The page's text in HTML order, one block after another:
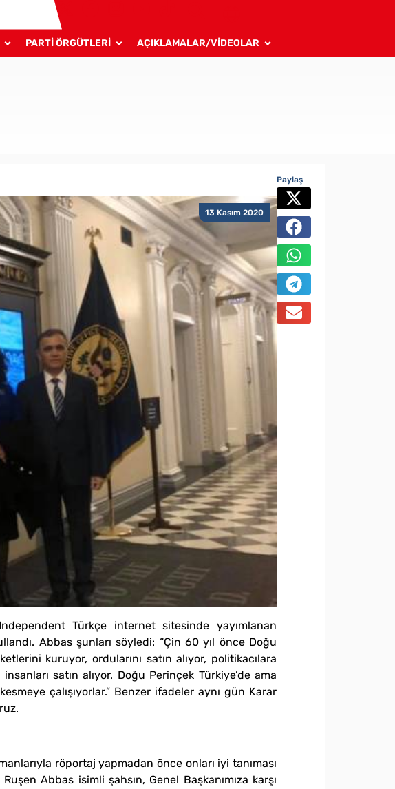
PARTİ ÖRGÜTLERİ AÇIKLAMALAR/VİDEOLAR
13 Kasım 2020
Türkçe internet sitesinde yayımlanan
Abbas şunları söyledi: “Çin 60 yıl önce Doğu
kuruyor, ordularını satın alıyor, politikacılara
satın alıyor. Doğu Perinçek Türkiye’de ama
çalışıyorlar.” Benzer ifadeler aynı gün Karar
röportaj yapmadan önce onları iyi tanıması
Abbas isimli şahsın, Genel Başkanımıza karşı
Paylaş